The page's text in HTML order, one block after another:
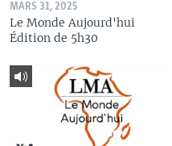
MARS 31, 2025
Le Monde Aujourd'hui
Édition de 5h30